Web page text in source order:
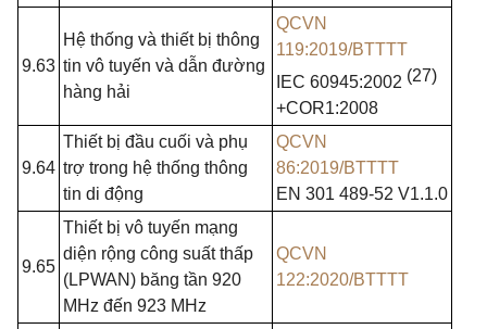
9.63
Hệ thống và thiết bị thông
tin vô tuyến và dẫn đường
hàng hải
QCVN
119:2019/BTTTT
IEC 60945:2002 (27)
+COR1:2008
9.64
Thiết bị đầu cuối và phụ
trợ trong hệ thống thông
tin di động
QCVN
86:2019/BTTTT
EN 301 489-52 V1.1.0
9.65
Thiết bị vô tuyến mạng
diện rộng công suất thấp
(LPWAN) băng tần 920
MHz đến 923 MHz
QCVN
122:2020/BTTTT